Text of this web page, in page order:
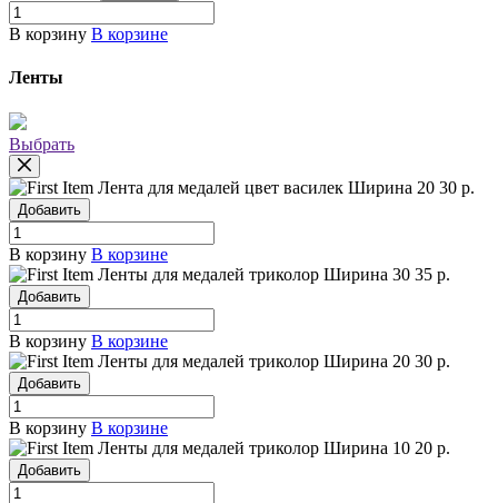
В корзину В корзине
Ленты
Выбрать
Лента для медалей цвет василек Ширина 20 30 р.
Добавить
В корзину В корзине
Ленты для медалей триколор Ширина 30 35 р.
Добавить
В корзину В корзине
Ленты для медалей триколор Ширина 20 30 р.
Добавить
В корзину В корзине
Ленты для медалей триколор Ширина 10 20 р.
Добавить